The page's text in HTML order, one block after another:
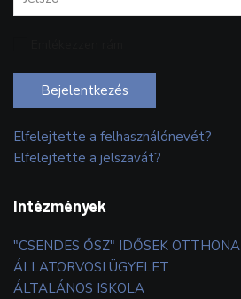
Bejelentkezés
Elfelejtette a felhasználónevét?
Elfelejtette a jelszavát?
Intézmények
"CSENDES ŐSZ" IDŐSEK OTTHONA
ÁLLATORVOSI ÜGYELET
ÁLTALÁNOS ISKOLA